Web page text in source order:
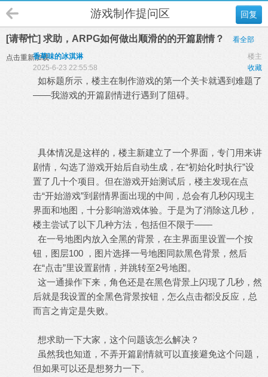
回复
游戏制作提问区
[请帮忙] 求助，ARPG如何做出顺滑的的开篇剧情？ 看全部
点击重新加载 楼主
香草味的冰淇淋
收藏
2025-6-23 22:55:58
如标题所示，楼主在制作游戏的第一个关卡就遇到难题了
——我游戏的开篇剧情进行遇到了阻碍。
具体情况是这样的，楼主新建立了一个界面，专门用来讲
剧情，勾选了游戏开始后自动生成，在“初始化时执行”设
置了几十个项目。但在游戏开始测试后，楼主发现在点
击“开始游戏”到剧情界面出现的中间，总会有几秒闪现主
界面和地图，十分影响游戏体验。于是为了消除这几秒，
楼主尝试了以下几种方法，包括但不限于——
在一号地图内放入全黑的背景，在主界面里设置一个按
钮，图层100 ，图片选择一号地图同款黑色背景，然后
在“点击”里设置剧情，并跳转至2号地图。
这一通操作下来，角色还是在黑色背景上闪现了几秒，然
后就是我设置的全黑色背景按钮，怎么点击都没反应，总
而言之肯定是失败。
想求助一下大家，这个问题该怎么解决？
虽然我也知道，不弄开篇剧情就可以直接避免这个问题，
但如果可以还是想努力一下。